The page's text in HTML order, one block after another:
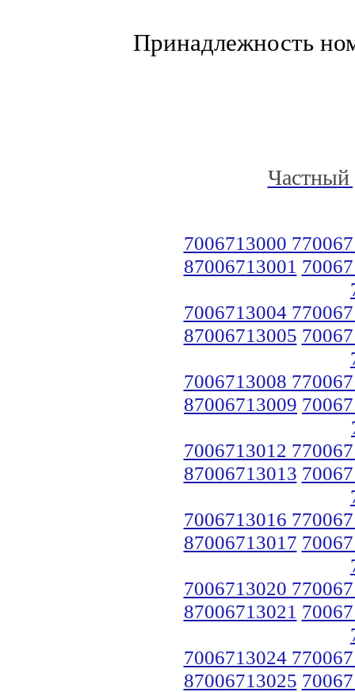
Принадлежность
Частный
7006713000
87006713001
7006713004
87006713005
7006713008
87006713009
7006713012
87006713013
7006713016
87006713017
7006713020
87006713021
7006713024
87006713025